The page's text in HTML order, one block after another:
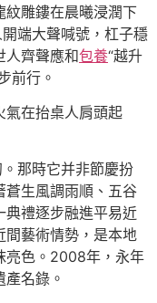
紋雕鏤在晨曦浸潤下
端大聲喊號，杠子穩
人齊聲應和包養“越升
前行。
氣在抬桌人肩頭起
那時它并非節慶扮
蒼生風調雨順、五谷
典禮逐步融進平易近
間藝術情勢，是本地
亮色。2008年，永年
名錄。